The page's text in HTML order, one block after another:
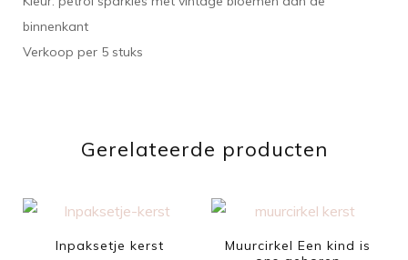
binnenkant
Verkoop per 5 stuks
Gerelateerde producten
Inpaksetje kerst
Muurcirkel Een kind is